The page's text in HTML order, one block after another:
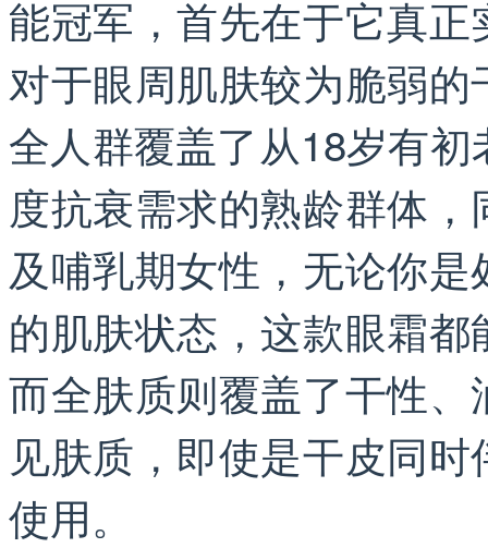
能冠军，首先在于它真
对于眼周肌肤较为脆弱
全人群覆盖了从18岁有
度抗衰需求的熟龄群体
及哺乳期女性，无论你
的肌肤状态，这款眼霜
而全肤质则覆盖了干性
见肤质，即使是干皮同
使用。